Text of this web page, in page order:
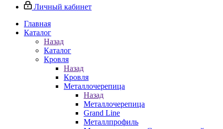
Личный кабинет
Главная
Каталог
Назад
Каталог
Кровля
Назад
Кровля
Металлочерепица
Назад
Металлочерепица
Grand Line
Металлпрофиль